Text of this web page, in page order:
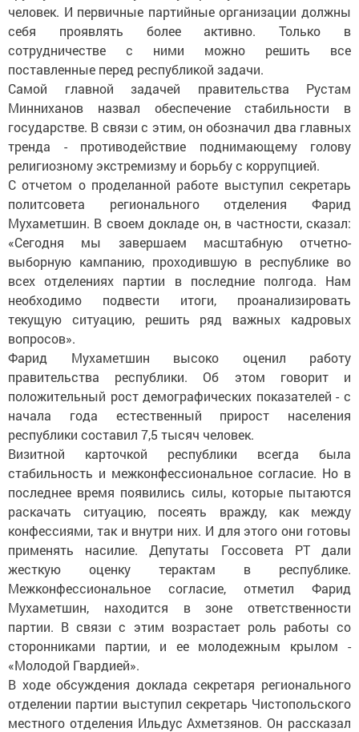
человек. И первичные партийные организации должны
себя проявлять более активно. Только в
сотрудничестве с ними можно решить все
поставленные перед республикой задачи.
Самой главной задачей правительства Рустам
Минниханов назвал обеспечение стабильности в
государстве. В связи с этим, он обозначил два главных
тренда - противодействие поднимающему голову
религиозному экстремизму и борьбу с коррупцией.
С отчетом о проделанной работе выступил секретарь
политсовета регионального отделения Фарид
Мухаметшин. В своем докладе он, в частности, сказал:
«Сегодня мы завершаем масштабную отчетно-
выборную кампанию, проходившую в республике во
всех отделениях партии в последние полгода. Нам
необходимо подвести итоги, проанализировать
текущую ситуацию, решить ряд важных кадровых
вопросов».
Фарид Мухаметшин высоко оценил работу
правительства республики. Об этом говорит и
положительный рост демографических показателей - с
начала года естественный прирост населения
республики составил 7,5 тысяч человек.
Визитной карточкой республики всегда была
стабильность и межконфессиональное согласие. Но в
последнее время появились силы, которые пытаются
раскачать ситуацию, посеять вражду, как между
конфессиями, так и внутри них. И для этого они готовы
применять насилие. Депутаты Госсовета РТ дали
жесткую оценку терактам в республике.
Межконфессиональное согласие, отметил Фарид
Мухаметшин, находится в зоне ответственности
партии. В связи с этим возрастает роль работы со
сторонниками партии, и ее молодежным крылом -
«Молодой Гвардией».
В ходе обсуждения доклада секретаря регионального
отделении партии выступил секретарь Чистопольского
местного отделения Ильдус Ахметзянов. Он рассказал